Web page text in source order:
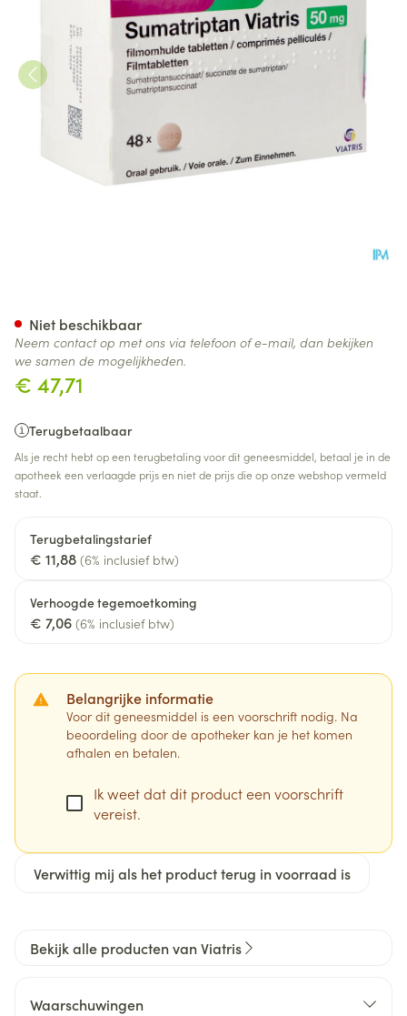
€ 47,71
Terugbetaalbaar
Als je recht hebt op een terugbetaling voor dit geneesmiddel, betaal je in de
apotheek een verlaagde prijs en niet de prijs die op onze webshop vermeld
staat.
Terugbetalingstarief
€ 11,88 (6% inclusief btw)
Verhoogde tegemoetkoming
€ 7,06 (6% inclusief btw)
Belangrijke informatie
Voor dit geneesmiddel is een voorschrift nodig. Na
beoordeling door de apotheker kan je het komen
afhalen en betalen.
Ik weet dat dit product een voorschrift
vereist.
Verwittig mij als het product terug in voorraad is
Niet beschikbaar
Neem contact op met ons via telefoon of e-mail, dan bekijken
we samen de mogelijkheden.
Bekijk alle producten van Viatris
Waarschuwingen